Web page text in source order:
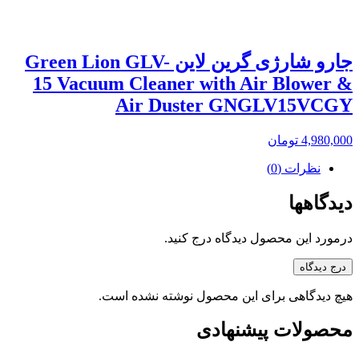
جارو شارژی گرین لاین Green Lion GLV-
15 Vacuum Cleaner with Air Blower &
Air Duster GNGLV15VCGY
4,980,000 تومان
نظرات (0)
دیدگاهها
درمورد این محصول دیدگاه درج کنید.
درج دیدگاه
هیچ دیدگاهی برای این محصول نوشته نشده است.
محصولات پیشنهادی